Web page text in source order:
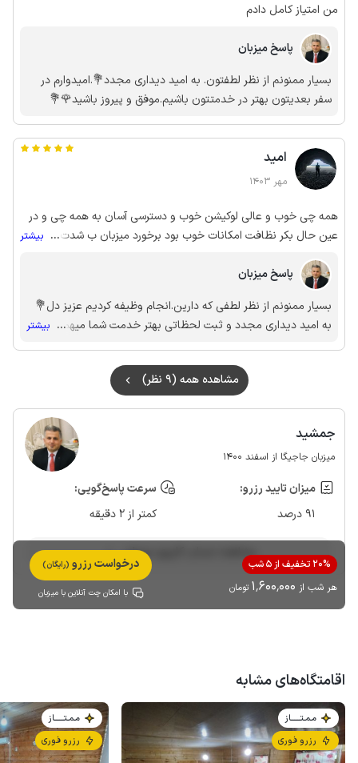
من امتیاز کامل دادم
پاسخ میزبان
بسیار ممنونم از نظر لطفتون. به امید دیداری مجدد💐.امیدوارم در
سفر بعدیتون بهتر در خدمتتون باشیم.موفق و پیروز باشید🌹💐
امید
مهر 1403
همه چی خوب و عالی لوکیشن خوب و دسترسی آسان به همه چی و در
عین حال بکر نظافت امکانات خوب بود برخورد میزبان ب شدت حرفه ای
... بیشتر
پاسخ میزبان
بسیار ممنونم از نظر لطفی که دارین.انجام وظیفه کردیم عزیز دل💐
به امید دیداری مجدد و ثبت لحظاتی بهتر خدمت شما میهمانان
... بیشتر
مشاهده همه (9 نظر)
جمشید
میزبان جاجیگا از اسفند 1400
میزان تایید رزرو:
91 درصد
سرعت پاسخ‌گویی:
کمتر از 2 دقیقه
مشاهده حساب کاربری میزبان
20% تخفیف از 5 شب
هر شب از 1٬600٬000 تومان
درخواست رزرو (رایگان)
با امکان چت آنلاین با میزبان
اقامتگاه‌های مشابه
مـمـتــــــاز
رزرو فوری
مـمـتــــــاز
رزرو فوری